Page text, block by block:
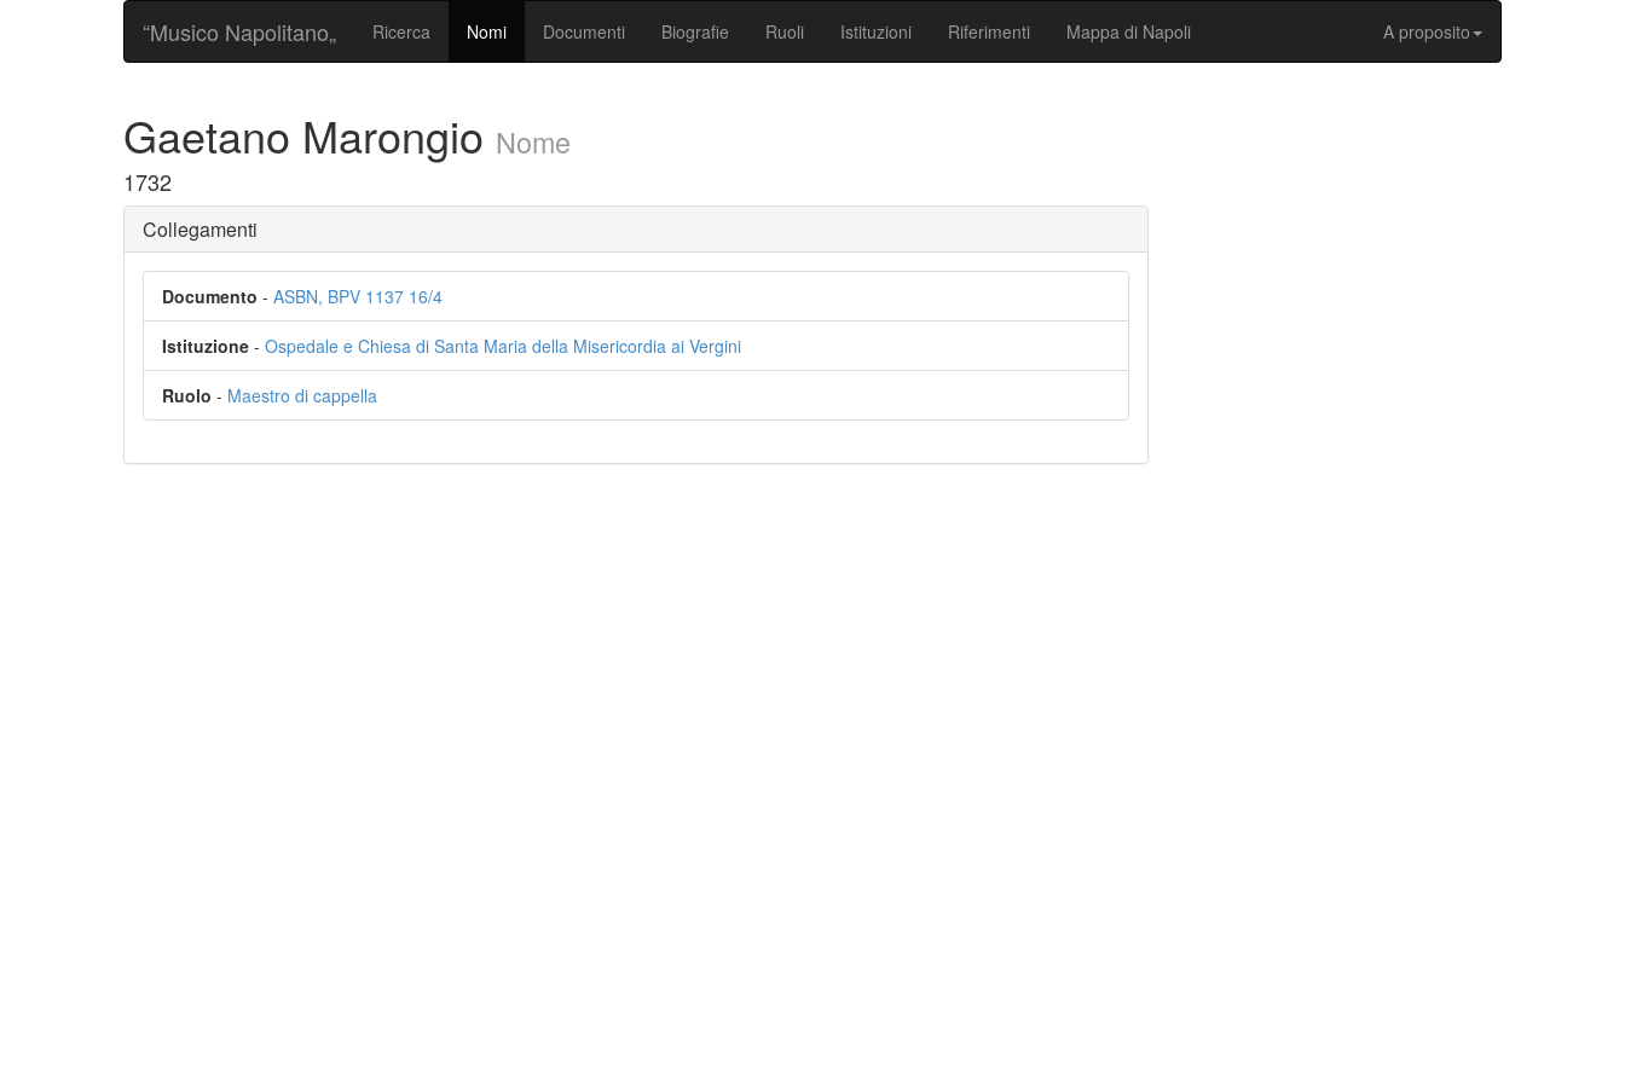
“Musico Napolitano„ Ricerca Nomi Documenti Biografie Ruoli Istituzioni Riferimenti Mappa di Napoli A proposito
Gaetano Marongio Nome
1732
Collegamenti
Documento - ASBN, BPV 1137 16/4
Istituzione - Ospedale e Chiesa di Santa Maria della Misericordia ai Vergini
Ruolo - Maestro di cappella